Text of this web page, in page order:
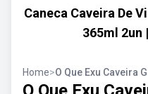
Caneca Caveira De
365ml 2un
Home>O Que Exu Caveira